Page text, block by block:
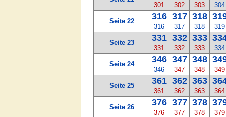
301 302 303 304
Seite 22 316
316
317
317
318
318 319
Seite 23 331
331
332
332
333
333 334
Seite 24 346
346
347
347
348
348 349
Seite 25 361
361
362
362
363
363 364
Seite 26 376
376
377
377
378
378 379